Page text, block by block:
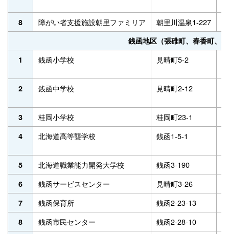
8 障がい者支援施設朝里ファミリア 朝里川温泉1-227
銭函地区（張碓町、春香町、
1
銭函小学校 見晴町5-2
2 銭函中学校 見晴町2-12
3 桂岡小学校 桂岡町23-1
4 北海道高等聾学校 銭函1-5-1
5 北海道職業能力開発大学校 銭函3-190
6 銭函サービスセンター 見晴町3-26
7 銭函保育所 銭函2-23-13
8 銭函市民センター 銭函2-28-10